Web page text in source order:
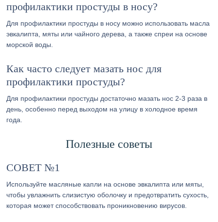
профилактики простуды в носу?
Для профилактики простуды в носу можно использовать масла
эвкалипта, мяты или чайного дерева, а также спреи на основе
морской воды.
Как часто следует мазать нос для
профилактики простуды?
Для профилактики простуды достаточно мазать нос 2-3 раза в
день, особенно перед выходом на улицу в холодное время
года.
Полезные советы
СОВЕТ №1
Используйте масляные капли на основе эвкалипта или мяты,
чтобы увлажнить слизистую оболочку и предотвратить сухость,
которая может способствовать проникновению вирусов.